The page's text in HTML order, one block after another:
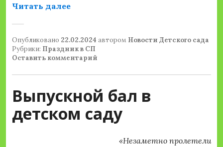
Читать далее«ДЕНЬ ЗАЩИТНИКА ОТЕЧЕСТВА В
Опубликовано 22.02.2024 автором Новости Детского сада
Рубрики: Праздник в СП
Оставить комментарий
Выпускной бал в
детском саду
«Незаметно пролетели